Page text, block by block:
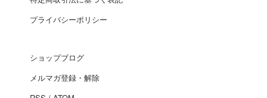
プライバシーポリシー
ショップブログ
メルマガ登録・解除